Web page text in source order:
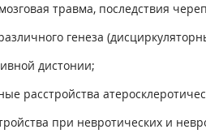
травма, последствия
генеза
дистонии;
расстройства
при невротических и